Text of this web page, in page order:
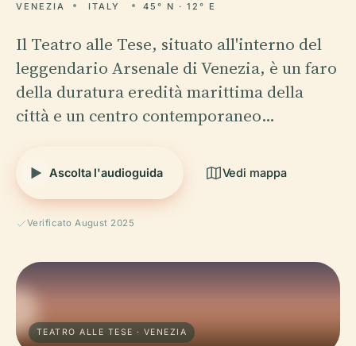
VENEZIA ITALY 45° N · 12° E
Il Teatro alle Tese, situato all'interno del
leggendario Arsenale di Venezia, è un faro
della duratura eredità marittima della
città e un centro contemporaneo…
Ascolta l'audioguida Vedi mappa
Verificato August 2025
TEATRO ALLE TESE · VENEZIA